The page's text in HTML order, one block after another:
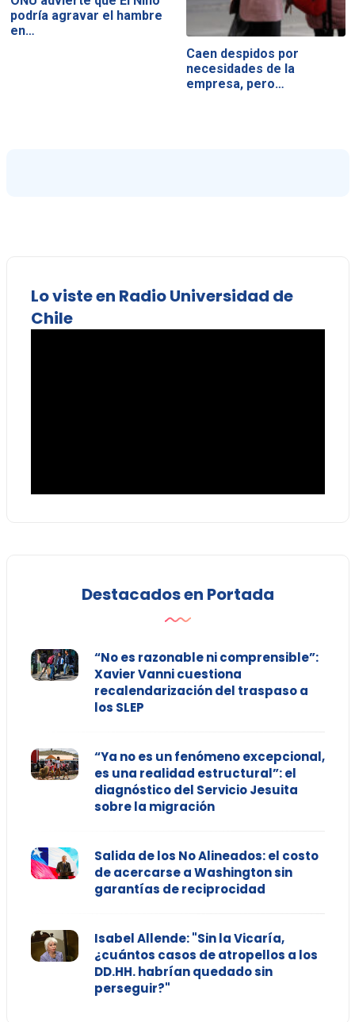
podría agravar el hambre
en…
Caen despidos por
necesidades de la
empresa, pero…
Lo viste en Radio Universidad de
Chile
Destacados en Portada
“No es razonable ni comprensible”:
Xavier Vanni cuestiona
recalendarización del traspaso a
los SLEP
“Ya no es un fenómeno excepcional,
es una realidad estructural”: el
diagnóstico del Servicio Jesuita
sobre la migración
Salida de los No Alineados: el costo
de acercarse a Washington sin
garantías de reciprocidad
Isabel Allende: "Sin la Vicaría,
¿cuántos casos de atropellos a los
DD.HH. habrían quedado sin
perseguir?"